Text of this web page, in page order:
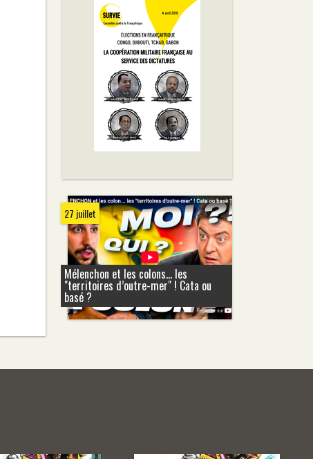
27 juillet
Mélenchon et les colons... les
"territoires d’outre-mer" ! Cata ou
basé ?